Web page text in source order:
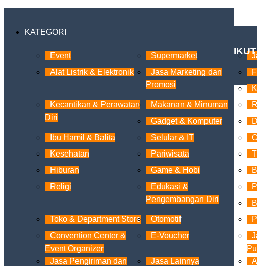
KATEGORI
Event Supermarket
Alat Listrik & Elektronik
Jasa Marketing dan
Promosi
Kecantikan & Perawatan
Diri
Makanan & Minuman
Gadget & Komputer
Ibu Hamil & Balita
Selular & IT
Kesehatan
Pariwisata
Hiburan
Game & Hobi
Religi
Edukasi &
Pengembangan Diri
Toko & Department Store
Otomotif
Convention Center &
Event Organizer
E-Voucher
Jasa Pengiriman dan
Jasa Lainnya